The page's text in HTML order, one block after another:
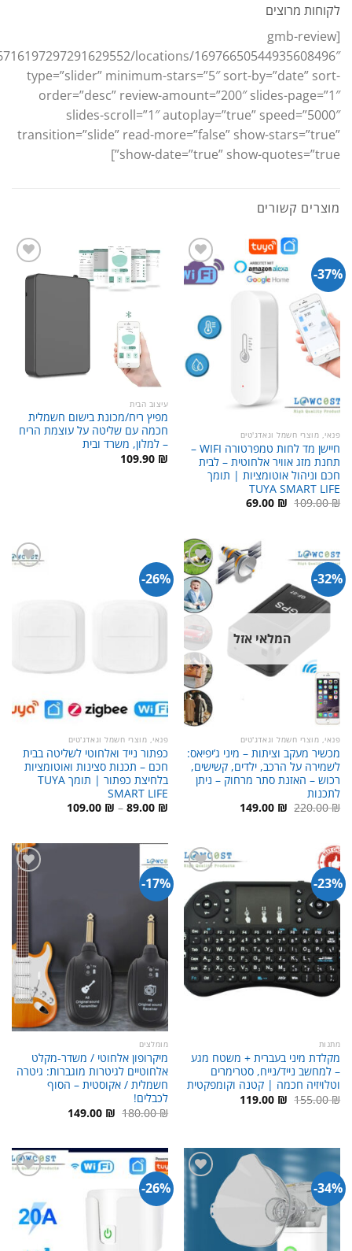
לקוחות מרוצים
[gmb-review
locations/16976650544935608496″
type=”slider” minimum-stars=”5″ sort-by=”date” sort-
order=”desc” review-amount=”200″ slides-page=”1″
slides-scroll=”1″ autoplay=”true” speed=”5000″
transition=”slide” read-more=”false” show-stars=”true”
show-date=”true” show-quotes=”true”]
מוצרים קשורים
37%-
פנאי, מוצרי חשמל וגאדג'טים
חיישן מד לחות טמפרטורה WIFI –
תחנת מזג אוויר אלחוטית – לבית
חכם וניהול אוטומציות | תומך
TUYA SMART LIFE
109.00₪ המחיר
המקורי
69.00 ₪ המחיר
עיצוב הבית
מפיץ ריח/מכונת בישום חשמלית
חכמה עם שליטה על עוצמת הריח
– למלון, משרד ובית
109.90 ₪
32%-
המלאי אזל
פנאי, מוצרי חשמל וגאדג'טים
מכשיר מעקב וציתות – מיני ג’יפיאס:
לשמירה על הרכב, ילדים, קשישים,
רכוש – האזנת סתר מרחוק – ניתן
לתכנות
220.00₪ המחיר149.00 ₪ המחיר
26%-
פנאי, מוצרי חשמל וגאדג'טים
כפתור נייד ואלחוטי לשליטה בבית
חכם – תכנות סצינות ואוטומציות
בלחיצת כפתור | תומך TUYA
SMART LIFE
89.00 ₪
–
109.00 ₪ טווח
⁦109.00 ₪⁩
23%-
מתנות
מקלדת מיני בעברית + משטח מגע
– למחשב נייד/נייח, סטרימרים
וטלויזיה חכמה | קטנה וקומפקטית
155.00₪ המחיר
המקורי
119.00 ₪ המחיר
17%-
מומלצים
מיקרופון אלחוטי / משדר-מקלט
אלחוטיים לגיטרות מוגברות: גיטרה
חשמלית / אקוסטית – הסוף
לכבלים!
180.00₪ המחיר
המקורי
149.00 ₪ המחיר
34%-
26%-